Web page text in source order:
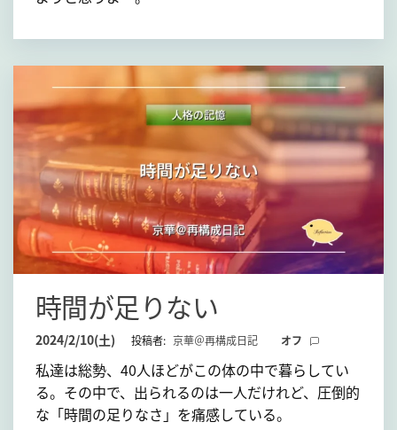
時間が足りない
2024/2/10(土) 投稿者: 京華＠再構成日記 オフ
私達は総勢、40人ほどがこの体の中で暮らしてい
る。その中で、出られるのは一人だけれど、圧倒的
な「時間の足りなさ」を痛感している。